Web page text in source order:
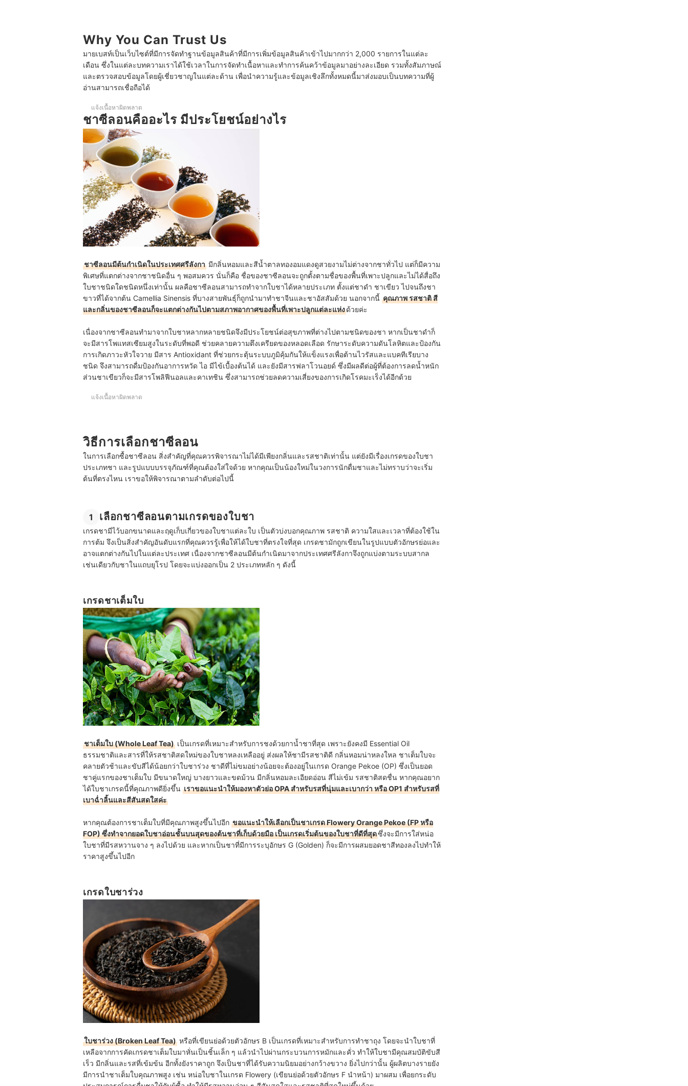
ลองชาซีลอน ตอง 666 สูตรมาเลย์
10 ชาซีลอน ยี่ห้อไหนดี รวมชาศรีลังกา สูตรมาเลย์ 666
Why You Can Trust Us
มายเบสท์เป็นเว็บไซต์ที่มีการจัดทำฐานข้อมูลสินค้าที่มีการเพิ่มข้อมูลสินค้าเข้าไปมากกว่า 2,000 รายการในแต่ละ
เดือน ซึ่งในแต่ละบทความเราได้ใช้เวลาในการจัดทำเนื้อหาและทำการค้นคว้าข้อมูลมาอย่างละเอียด รวมทั้งสัมภาษณ์
และตรวจสอบข้อมูลโดยผู้เชี่ยวชาญในแต่ละด้าน เพื่อนำความรู้และข้อมูลเชิงลึกทั้งหมดนี้มาส่งมอบเป็นบทความที่ผู้
อ่านสามารถเชื่อถือได้
แจ้งเนื้อหาผิดพลาด
ชาซีลอนคืออะไร มีประโยชน์อย่างไร
ชาซีลอนมีต้นกำเนิดในประเทศศรีลังกา มีกลิ่นหอมและสีน้ำตาลทองอมแดงดูสวยงามไม่ต่างจากชาทั่วไป แต่ก็มีความ
พิเศษที่แตกต่างจากชาชนิดอื่น ๆ พอสมควร นั่นก็คือ ชื่อของชาซีลอนจะถูกตั้งตามชื่อของพื้นที่เพาะปลูกและไม่ได้สื่อถึง
ใบชาชนิดใดชนิดหนึ่งเท่านั้น ผลคือชาซีลอนสามารถทำจากใบชาได้หลายประเภท ตั้งแต่ชาดำ ชาเขียว ไปจนถึงชา
ขาวที่ได้จากต้น Camellia Sinensis ที่บางสายพันธุ์ก็ถูกนำมาทำชาจีนและชาอัสสัมด้วย นอกจากนี้ คุณภาพ รสชาติ สี
และกลิ่นของชาซีลอนก็จะแตกต่างกันไปตามสภาพอากาศของพื้นที่เพาะปลูกแต่ละแห่งด้วยค่ะ
เนื่องจากชาซีลอนทำมาจากใบชาหลากหลายชนิดจึงมีประโยชน์ต่อสุขภาพที่ต่างไปตามชนิดของชา หากเป็นชาดำก็
จะมีสารโพแทสเซียมสูงในระดับที่พอดี ช่วยคลายความตึงเครียดของหลอดเลือด รักษาระดับความดันโลหิตและป้องกัน
การเกิดภาวะหัวใจวาย มีสาร Antioxidant ที่ช่วยกระตุ้นระบบภูมิคุ้มกันให้แข็งแรงเพื่อต้านไวรัสและแบคทีเรียบาง
ชนิด จึงสามารถดื่มป้องกันอาการหวัด ไอ มีไข้เบื้องต้นได้ และยังมีสารฟลาโวนอยด์ ซึ่งมีผลดีต่อผู้ที่ต้องการลดน้ำหนัก
ส่วนชาเขียวก็จะมีสารโพลิฟีนอลและคาเทชิน ซึ่งสามารถช่วยลดความเสี่ยงของการเกิดโรคมะเร็งได้อีกด้วย
แจ้งเนื้อหาผิดพลาด
วิธีการเลือกชาซีลอน
ในการเลือกซื้อชาซีลอน สิ่งสำคัญที่คุณควรพิจารณาไม่ได้มีเพียงกลิ่นและรสชาติเท่านั้น แต่ยังมีเรื่องเกรดของใบชา
ประเภทชา และรูปแบบบรรจุภัณฑ์ที่คุณต้องใส่ใจด้วย หากคุณเป็นน้องใหม่ในวงการนักดื่มชาและไม่ทราบว่าจะเริ่ม
ต้นที่ตรงไหน เราขอให้พิจารณาตามลำดับต่อไปนี้
1 เลือกชาซีลอนตามเกรดของใบชา
เกรดชามีไว้บอกขนาดและฤดูเก็บเกี่ยวของใบชาแต่ละใบ เป็นตัวบ่งบอกคุณภาพ รสชาติ ความใสและเวลาที่ต้องใช้ใน
การต้ม จึงเป็นสิ่งสำคัญอันดับแรกที่คุณควรรู้เพื่อให้ได้ใบชาที่ตรงใจที่สุด เกรดชามักถูกเขียนในรูปแบบตัวอักษรย่อและ
อาจแตกต่างกันไปในแต่ละประเทศ เนื่องจากชาซีลอนมีต้นกำเนิดมาจากประเทศศรีลังกาจึงถูกแบ่งตามระบบสากล
เช่นเดียวกับชาในแถบยุโรป โดยจะแบ่งออกเป็น 2 ประเภทหลัก ๆ ดังนี้
เกรดชาเต็มใบ
ชาเต็มใบ (Whole Leaf Tea) เป็นเกรดที่เหมาะสำหรับการชงด้วยกาน้ำชาที่สุด เพราะยังคงมี Essential Oil
ธรรมชาติและสารที่ให้รสชาติสดใหม่ของใบชาหลงเหลืออยู่ ส่งผลให้ชามีรสชาติดี กลิ่นหอมน่าหลงใหล ชาเต็มใบจะ
คลายตัวช้าและขับสีได้น้อยกว่าใบชาร่วง ชาดีที่ไม่ขมอย่างน้อยจะต้องอยู่ในเกรด Orange Pekoe (OP) ซึ่งเป็นยอด
ชาคู่แรกของชาเต็มใบ มีขนาดใหญ่ บางยาวและขดม้วน มีกลิ่นหอมละเอียดอ่อน สีไม่เข้ม รสชาติสดชื่น หากคุณอยาก
ได้ใบชาเกรดนี้ที่คุณภาพดียิ่งขึ้น เราขอแนะนำให้มองหาตัวย่อ OPA สำหรับรสที่นุ่มและเบากว่า หรือ OP1 สำหรับรสที่
เบาฉ่ำลิ้นและสีสันสดใสค่ะ
หากคุณต้องการชาเต็มใบที่มีคุณภาพสูงขึ้นไปอีก ขอแนะนำให้เลือกเป็นชาเกรด Flowery Orange Pekoe (FP หรือ
FOP) ซึ่งทำจากยอดใบชาอ่อนชั้นบนสุดของต้นชาที่เก็บด้วยมือ เป็นเกรดเริ่มต้นของใบชาที่ดีที่สุดซึ่งจะมีการใส่หน่อ
ใบชาที่มีรสหวานจาง ๆ ลงไปด้วย และหากเป็นชาที่มีการระบุอักษร G (Golden) ก็จะมีการผสมยอดชาสีทองลงไปทำให้
ราคาสูงขึ้นไปอีก
เกรดใบชาร่วง
ใบชาร่วง (Broken Leaf Tea) หรือที่เขียนย่อด้วยตัวอักษร B เป็นเกรดที่เหมาะสำหรับการทำชาถุง โดยจะนำใบชาที่
เหลือจากการคัดเกรดชาเต็มใบมาหั่นเป็นชิ้นเล็ก ๆ แล้วนำไปผ่านกระบวนการหมักและคั่ว ทำให้ใบชามีคุณสมบัติขับสี
เร็ว มีกลิ่นและรสที่เข้มข้น อีกทั้งยังราคาถูก จึงเป็นชาที่ได้รับความนิยมอย่างกว้างขวาง ยิ่งไปกว่านั้น ผู้ผลิตบางรายยัง
มีการนำชาเต็มใบคุณภาพสูง เช่น หน่อใบชาในเกรด Flowery (เขียนย่อด้วยตัวอักษร F นำหน้า) มาผสม เพื่อยกระดับ